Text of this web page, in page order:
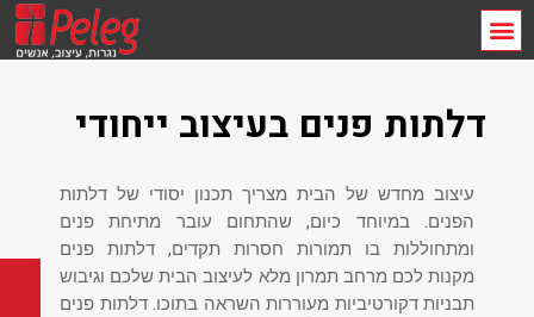
דלתות פנים בעיצוב ייחודי
עיצוב מחדש של הבית מצריך תכנון יסודי של דלתות
הפנים. במיוחד כיום, שהתחום עובר מתיחת פנים
ומתחוללות בו תמורות חסרות תקדים, דלתות פנים
מקנות לכם מרחב תמרון מלא לעיצוב הבית שלכם וגיבוש
תבניות דקורטיביות מעוררות השראה בתוכו. דלתות פנים